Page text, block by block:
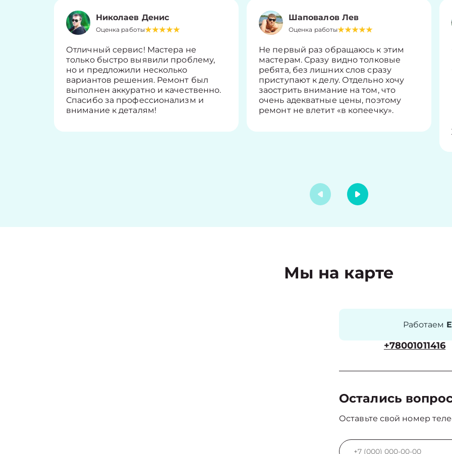
Николаев Денис
Оценка работы
Отличный сервис! Мастера не
только быстро выявили проблему,
но и предложили несколько
вариантов решения. Ремонт был
выполнен аккуратно и качественно.
Спасибо за профессионализм и
внимание к деталям!
Шаповалов Лев
Оценка работы
Не первый раз обращаюсь к этим
мастерам. Сразу видно толковые
ребята, без лишних слов сразу
приступают к делу. Отдельно хочу
заострить внимание на том, что
очень адекватные цены, поэтому
ремонт не влетит «в копеечку».
Мы на карте
Работаем
+78001011416
Остались
Оставьте свой номер